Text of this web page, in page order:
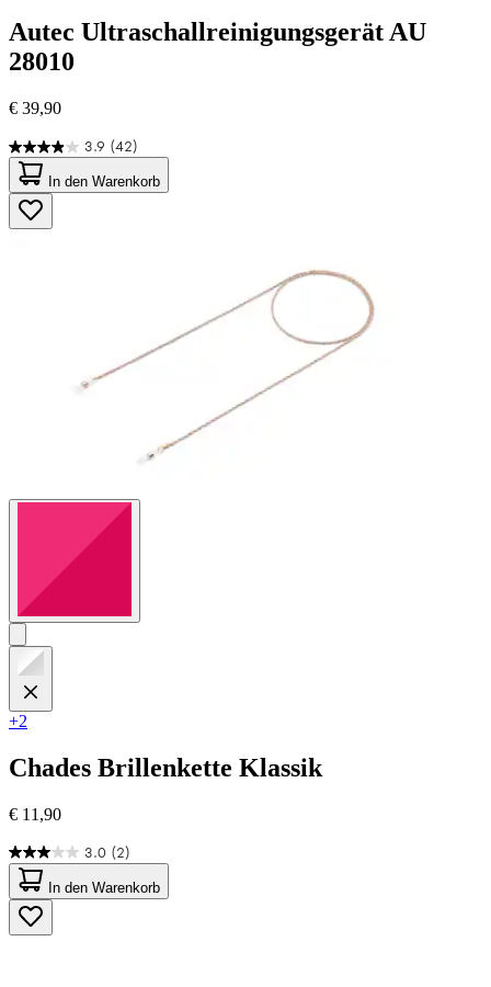
Autec Ultraschallreinigungsgerät AU
28010
€ 39,90
3.9 (42)
3.9
von
5
Sternen.
42
In den Warenkorb
+2
Chades Brillenkette Klassik
€ 11,90
3.0 (2)
3.0
von
5
Sternen.
2
In den Warenkorb